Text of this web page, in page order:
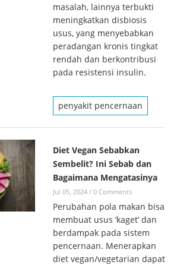
masalah, lainnya terbukti
meningkatkan disbiosis
usus, yang menyebabkan
peradangan kronis tingkat
rendah dan berkontribusi
pada resistensi insulin.
penyakit pencernaan
Diet Vegan Sebabkan
Sembelit? Ini Sebab dan
Bagaimana Mengatasinya
Jul 05, 2024 / 0 Comments
Perubahan pola makan bisa
membuat usus ‘kaget’ dan
berdampak pada sistem
pencernaan. Menerapkan
diet vegan/vegetarian dapat